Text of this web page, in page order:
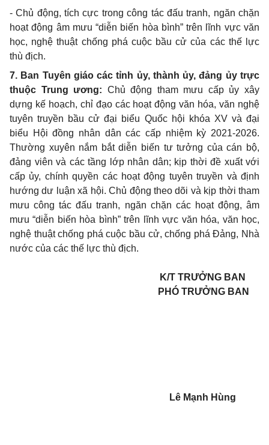
- Chủ động, tích cực trong công tác đấu tranh, ngăn chặn
hoạt động âm mưu “diễn biến hòa bình” trên lĩnh vực văn
học, nghệ thuật chống phá cuộc bầu cử của các thế lực
thù địch.
7. Ban Tuyên giáo các tỉnh ủy, thành ủy, đảng ủy trực
thuộc Trung ương: Chủ động tham mưu cấp ủy xây
dựng kế hoạch, chỉ đạo các hoạt động văn hóa, văn nghệ
tuyên truyền bầu cử đại biểu Quốc hội khóa XV và đại
biểu Hội đồng nhân dân các cấp nhiệm kỳ 2021-2026.
Thường xuyên nắm bắt diễn biến tư tưởng của cán bộ,
đảng viên và các tầng lớp nhân dân; kịp thời đề xuất với
cấp ủy, chính quyền các hoạt động tuyên truyền và định
hướng dư luận xã hội. Chủ động theo dõi và kịp thời tham
mưu công tác đấu tranh, ngăn chặn các hoạt động, âm
mưu “diễn biến hòa bình” trên lĩnh vực văn hóa, văn học,
nghệ thuật chống phá cuộc bầu cử, chống phá Đảng, Nhà
nước của các thế lực thù địch.
K/T TRƯỞNG BAN
PHÓ TRƯỞNG BAN
Lê Mạnh Hùng